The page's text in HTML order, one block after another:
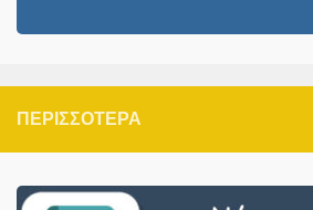
ΠΕΡΙΣΣΌΤΕΡΑ